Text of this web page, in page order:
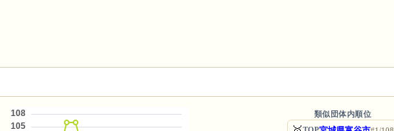
類似団体内順位